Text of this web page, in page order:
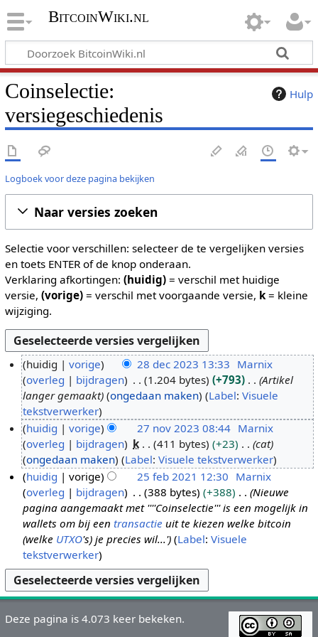
BitcoinWiki.nl
Hulp
Coinselectie:
versiegeschiedenis
Logboek voor deze pagina bekijken
Naar versies zoeken
Selectie voor verschillen: selecteer de te vergelijken versies
en toets ENTER of de knop onderaan.
Verklaring afkortingen: (huidig)= verschil met huidige
versie, (vorige)= verschil met voorgaande versie, k= kleine
wijziging.
e
0
huidig vorige 28 dec 2023 13:33 Marnix
overleg
bijdragen 1.204 bytes +793
Artikel
langer gemaakt
ongedaan maken Label:Visuele
tekstverwerker
n
huidig vorige 27 nov 2023 08:44 Marnix
overleg
bijdragen k 411 bytes +23
cat
ongedaan maken
Label:Visuele tekstverwerker
2
0
1
huidig vorige 25 feb 2021 12:30 Marnix
overleg
bijdragen 388 bytes +388
Nieuwe
pagina aangemaakt met ''''Coinselectie''' is een mogelijk in
wallets om bij eentransactie uit te kiezen welke bitcoin
(welke UTXO's) je precies wil...' Label:Visuele
tekstverwerker
Deze pagina is 4.073 keer bekeken.